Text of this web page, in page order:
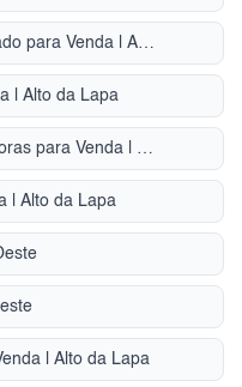
Apartamento com ar condicionado para Venda | Alto da Lapa
| Alto da Lapa
Apartamento com portaria 24 horas para Venda | Alto da Lapa
| Alto da Lapa
| Alto da Lapa